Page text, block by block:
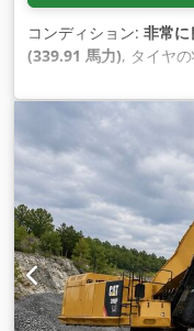
コンディション: 非常に
(339.91 馬力), タイヤ